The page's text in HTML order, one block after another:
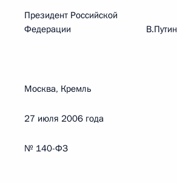
Президент Российской
Федерации В.Путин
Москва, Кремль
27 июля 2006 года
№ 140-ФЗ